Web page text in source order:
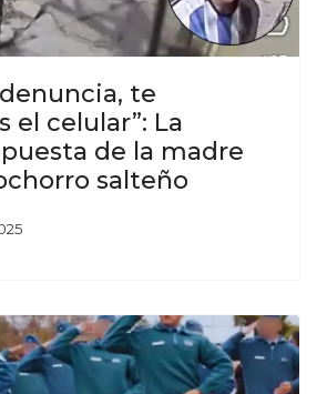
te
el celular”: La
de la madre
salteño